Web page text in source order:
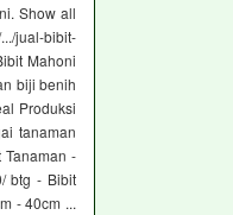
Show all
jual-bibit-
Mahoni
biji benih
Produksi
tanaman
-
btg - Bibit
- 40cm ...